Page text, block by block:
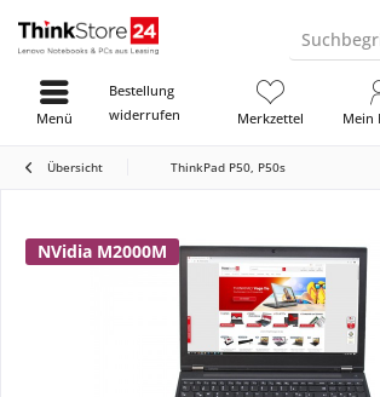
Bestellung
widerrufen
Merkzettel Mein
Menü
Übersicht ThinkPad P50, P50s
NVidia M2000M